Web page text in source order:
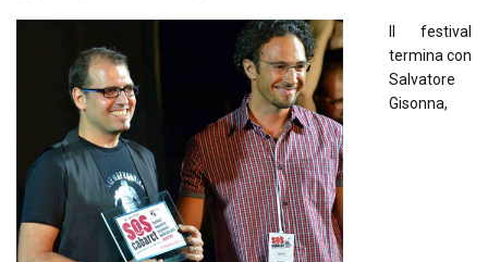
Il festival
termina con
Salvatore
Gisonna,